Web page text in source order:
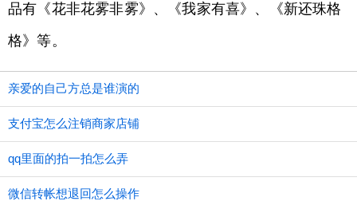
品有《花非花雾非雾》、《我家有喜》、《新还珠格
格》等。
亲爱的自己方总是谁演的
支付宝怎么注销商家店铺
qq里面的拍一拍怎么弄
微信转帐想退回怎么操作